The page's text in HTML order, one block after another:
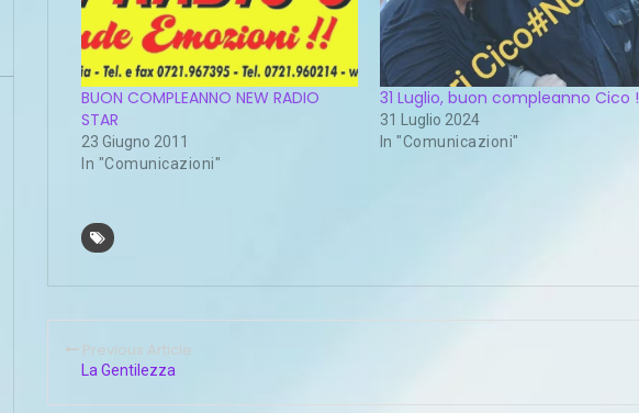
BUON COMPLEANNO NEW RADIO
STAR
23 Giugno 2011
In "Comunicazioni"
31 Luglio, buon compleanno Cico !
31 Luglio 2024
In "Comunicazioni"
Previous Article
La Gentilezza